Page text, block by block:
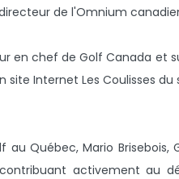
de l'Omnium
en chef de Golf Canada et
site Internet Les Coulisses du
Québec, Mario Brisebois,
activement au